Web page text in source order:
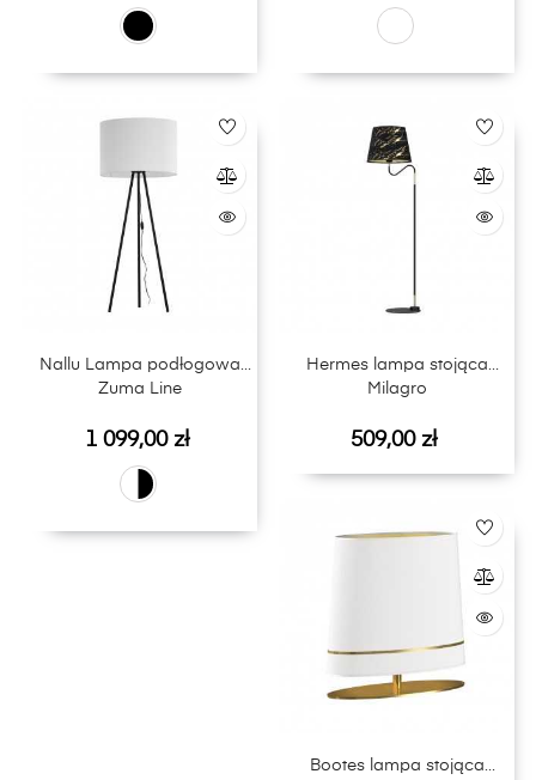
Nallu Lampa podłogowa
Zuma Line
Cena
1 099,00 zł
Hermes lampa stojąca
Milagro
Cena
509,00 zł
Bootes lampa stojąca